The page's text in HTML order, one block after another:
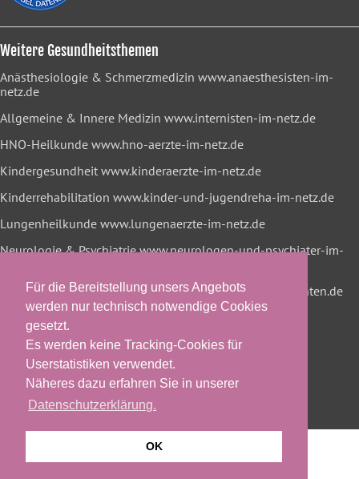
Für die Bereitstellung unsers Angebots
werden nur technisch notwendige Cookies
gesetzt.
Es werden keine Tracking-Cookies für
Userstatistiken verwendet.
Näheres dazu erfahren Sie in unserer
Datenschutzerklärung.
OK
Weitere Gesundheitsthemen
Anästhesiologie & Schmerzmedizin www.anaesthesisten-im-
netz.de
Allgemeine & Innere Medizin www.internisten-im-netz.de
HNO-Heilkunde www.hno-aerzte-im-netz.de
Kindergesundheit www.kinderaerzte-im-netz.de
Kinderrehabilitation www.kinder-und-jugendreha-im-netz.de
Lungenheilkunde www.lungenaerzte-im-netz.de
Neurologie & Psychiatriewww.neurologen-und-psychiater-im-
Onkologische Rehabilitationwww.reha-hilft-krebspatienten.de